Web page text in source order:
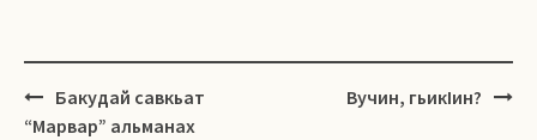
Навигация
Бакудай савкьат
“Марвар” альманах
Вучин, гьикIин?